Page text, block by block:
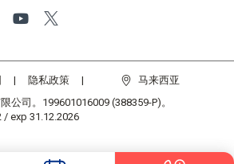
隐私政策
马来西亚
公司。199601016009 (388359-P)。
/ exp 31.12.2026